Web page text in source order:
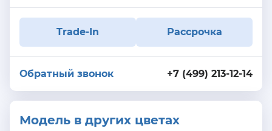
Trade-In Рассрочка
+7 (499) 213-12-14
Обратный звонок
Модель в других цветах